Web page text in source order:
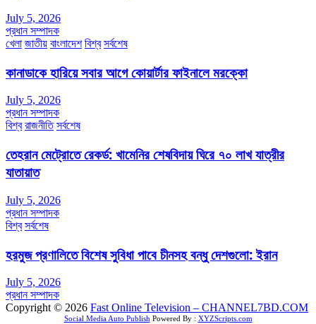
July 5, 2026
প্রধান সম্পাদক
খেলা জাতীয় বাংলাদেশ বিশ্ব সর্বশেষ
কানাডাকে হারিয়ে সবার আগে কোয়ার্টার ফাইনালে মরক্কো
July 5, 2026
প্রধান সম্পাদক
বিশ্ব রাজনীতি সর্বশেষ
তেহরান মেট্রোতে রেকর্ড: খামেনির শেষবিদায় ঘিরে ৭০ লাখ যাত্রীর
যাতায়াত
July 5, 2026
প্রধান সম্পাদক
বিশ্ব সর্বশেষ
হরমুজ প্রণালিতে বিশেষ সুবিধা পাবে চীনসহ বন্ধু দেশগুলো: ইরান
July 5, 2026
প্রধান সম্পাদক
Copyright © 2026 Fast Online Television – CHANNEL7BD.COM
Social Media Auto Publish Powered By : XYZScripts.com